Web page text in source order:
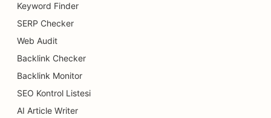
Açık Büfe Restoranlar için SEO
Burger Kamyonları için SEO
Yanık Cerrahları için SEO
Pasta Dükkanları için SEO
Keyword Finder
SERP Checker
Web Audit
Backlink Checker
Backlink Monitor
SEO Kontrol Listesi
AI Article Writer